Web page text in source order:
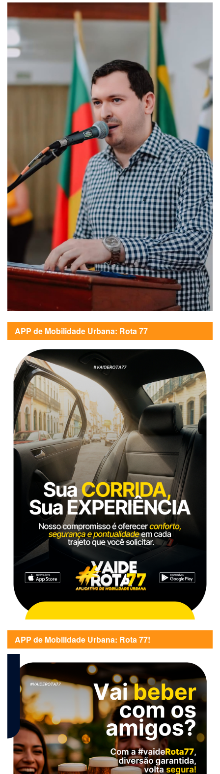
APP de Mobilidade Urbana: Rota 77
APP de Mobilidade Urbana: Rota 77!